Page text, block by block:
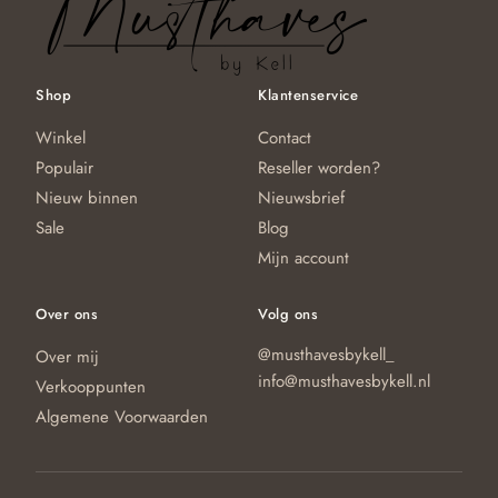
de
productpagina
Shop
Winkel
Populair
Nieuw binnen
Sale
Klantenservice
Contact
Reseller worden?
Nieuwsbrief
Blog
Mijn account
Over ons
Over mij
Verkooppunten
Algemene Voorwaarden
Volg ons
@musthavesbykell_
info@musthavesbykell.nl